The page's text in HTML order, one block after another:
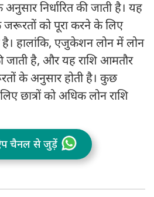
निर्धारित की जाती है। यह
जरूरतों को पूरा करने के लिए
है। हालांकि, एजुकेशन लोन में लोन
जाती है, और यह राशि आमतौर
के अनुसार होती है। कुछ
छात्रों को अधिक लोन राशि
चैनल से जुड़ें